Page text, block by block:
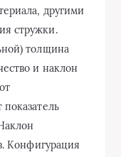
другими
стружки.
толщина
и наклон
Конфигурация